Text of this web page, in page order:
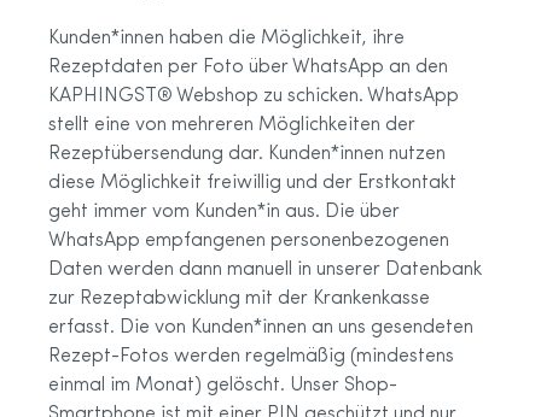
Kunden*innen haben die Möglichkeit, ihre
Rezeptdaten per Foto über WhatsApp an den
KAPHINGST® Webshop zu schicken. WhatsApp
stellt eine von mehreren Möglichkeiten der
Rezeptübersendung dar. Kunden*innen nutzen
diese Möglichkeit freiwillig und der Erstkontakt
geht immer vom Kunden*in aus. Die über
WhatsApp empfangenen personenbezogenen
Daten werden dann manuell in unserer Datenbank
zur Rezeptabwicklung mit der Krankenkasse
erfasst. Die von Kunden*innen an uns gesendeten
Rezept-Fotos werden regelmäßig (mindestens
einmal im Monat) gelöscht. Unser Shop-